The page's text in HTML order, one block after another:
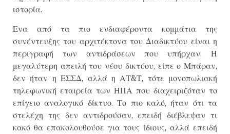
ιστορία.
Ενα από τα πιο ενδιαφέροντα κομμάτια της
συνέντευξης του αρχιτέκτονα του Διαδικτύου είναι η
περιγραφή των αντιδράσεων που υπήρχαν. Η
μεγαλύτερη απειλή του νέου δικτύου, είπε ο Μπάραν,
δεν ήταν η ΕΣΣΔ, αλλά η ΑΤ&Τ, τότε μονοπωλιακή
τηλεφωνική εταιρεία των ΗΠΑ που διαχειριζόταν το
επίγειο αναλογικό δίκτυο. Το πιο καλό, ήταν ότι τα
στελέχη της δεν αντιδρούσαν, επειδή διέβλεψαν τι
κακό θα επακολουθούσε για τους ίδιους, αλλά επειδή